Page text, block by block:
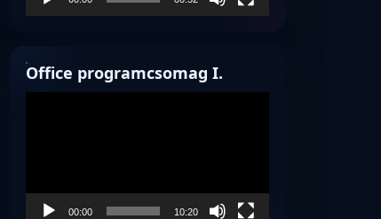
Office programcsomag I.
00:00 10:20